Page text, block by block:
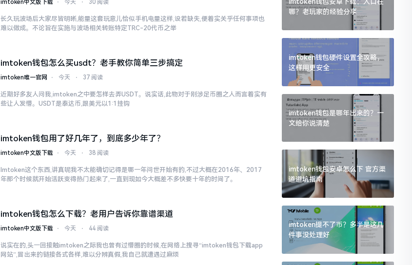
imtoken中文版下载 ⋅ 今天 ⋅ 30 阅读
长久玩波场后大家尽皆明晰,能量这套玩意儿恰似手机电量这样,设若缺失,便着实关乎任何事项也
难以做成。不论旨在实施与波场相关转账特定TRC-20代币之举
imtoken钱包怎么买usdt？老手教你简单三步搞定
imtoken唯一官网 ⋅ 今天 ⋅ 37 阅读
近期好多友人问我,imtoken之中要怎样去弄USDT。说实话,此物对于刚涉足币圈之人而言着实有
些让人发懵。USDT是泰达币,跟美元以1:1挂钩
imtoken钱包用了好几年了，到底多少年了？
imtoken中文版下载 ⋅ 今天 ⋅ 38 阅读
Imtoken这个东西,讲真呢我不太能确切记得是哪一年问世开始有的,不过大概在2016年、2017
年那个时候就开始活跃变得热门起来了,一直到现如今大概差不多快要十年的时间了。
imtoken钱包怎么下载？老用户告诉你靠谱渠道
imtoken中文版下载 ⋅ 今天 ⋅ 44 阅读
说实在的,头一回接触imtoken之际我也曾有过懵圈的时候,在网络上搜寻“imtoken钱包下载app
网站”,冒出来的链接各式各样,难以分辨真假,我自己就遭遇过麻烦
哪？老玩家的经验分享
imtoken钱包硬件设置全攻略，
这样用更安全
imtoken钱包是哪年出来的？一
文给你说清楚
imtoken钱包安卓怎么下 官方渠
道避坑指南
imtoken提不了币？多半是这几
件事没处理好